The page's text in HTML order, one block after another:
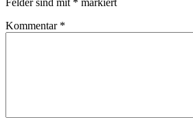
Felder sind mit * markiert
Kommentar *